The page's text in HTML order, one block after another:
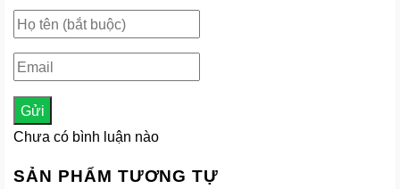
Gửi
Chưa có bình luận nào
SẢN PHẨM TƯƠNG TỰ